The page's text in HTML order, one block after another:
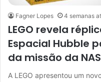
Fagner Lopes 4 semanas
LEGO revela
Espacial Hubble
da missão da
A LEGO apresentou um